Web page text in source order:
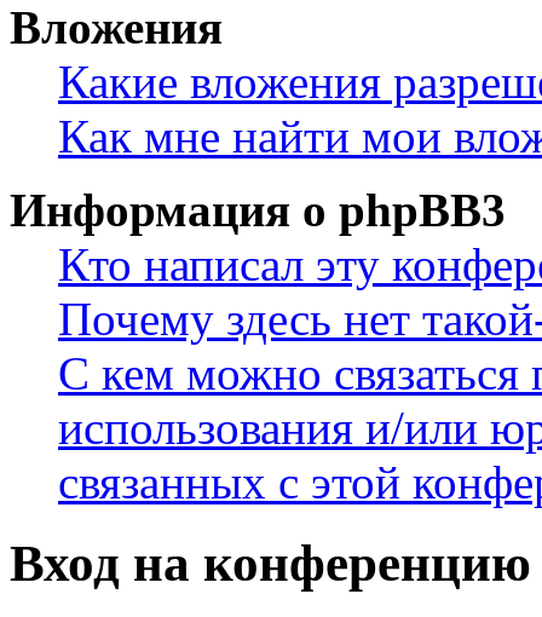
Вложения
Какие вложения
Как мне найти мои
Информация о phpBB3
Кто написал эту
Почему здесь нет
С кем можно связаться
использования и/или
связанных с этой
Вход на конференцию